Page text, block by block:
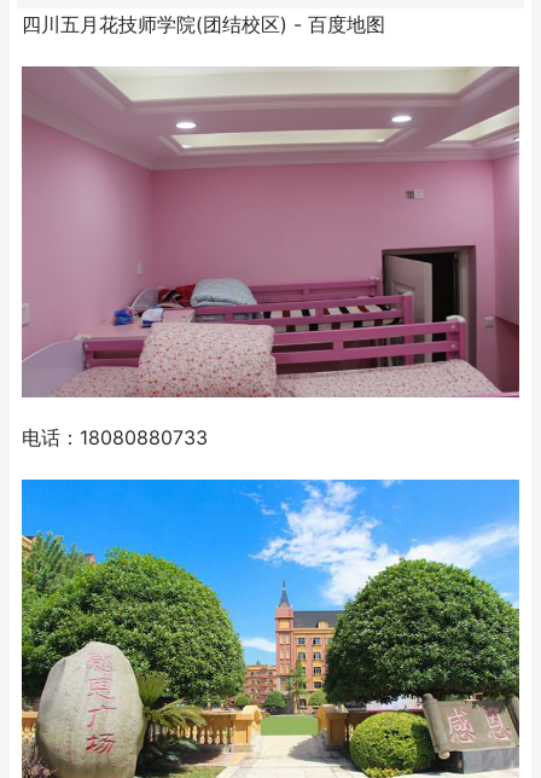
四川五月花技师学院(团结校区) - 百度地图
电话：18080880733